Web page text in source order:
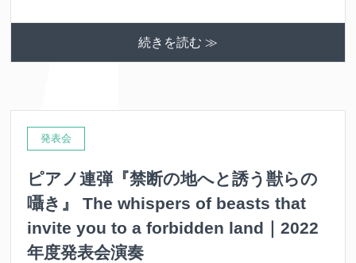
続きを読む ≫
発表会
ピアノ連弾『禁断の地へと誘う獣らの
囁き』 The whispers of beasts that
invite you to a forbidden land｜2022
年度発表会演奏